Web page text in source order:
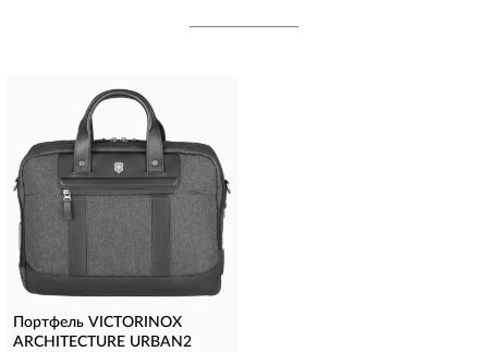
Портфель VICTORINOX
ARCHITECTURE URBAN2